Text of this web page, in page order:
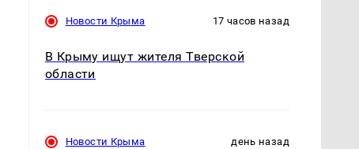
Новости Крыма 17 часов назад
В Крыму ищут жителя Тверской
области
Новости Крыма день назад